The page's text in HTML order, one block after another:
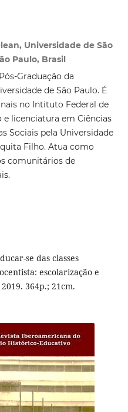
Universidade de São
Paulo, Brasil
Graduação da
de São Paulo. É
no Intituto Federal de
e licenciatura em Ciências
Sociais pela Universidade
Filho. Atua como
comunitários de
se das classes
escolarização e
364p.; 21cm.